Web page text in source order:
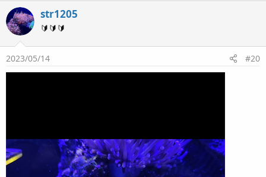
str1205
🔰🔰🔰
2023/05/14 #20